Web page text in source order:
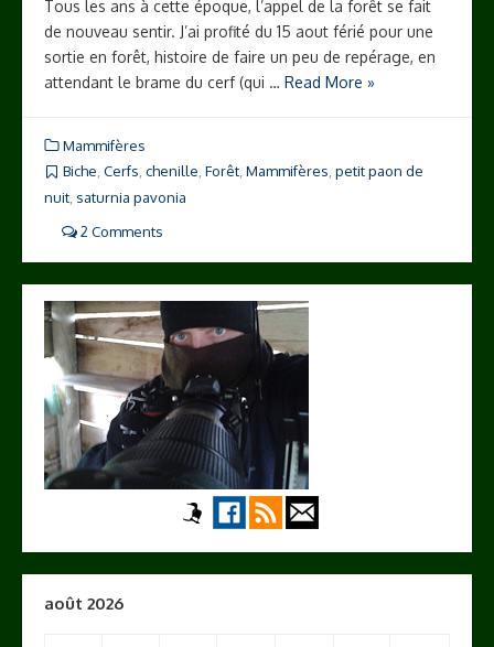
Tous les ans à cette époque, l’appel de la forêt se fait
de nouveau sentir. J’ai profité du 15 aout férié pour une
sortie en forêt, histoire de faire un peu de repérage, en
attendant le brame du cerf (qui … Read More »
Mammifères
Biche, Cerfs, chenille, Forêt, Mammifères, petit paon de
nuit saturnia pavonia
2 Comments
août 2026